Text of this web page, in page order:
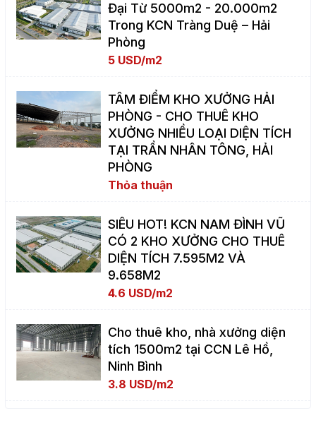
Đại Từ 5000m2 - 20.000m2
Trong KCN Tràng Duệ – Hải
Phòng
5 USD/m2
TÂM ĐIỂM KHO XƯỞNG HẢI
PHÒNG - CHO THUÊ KHO
XƯỞNG NHIỀU LOẠI DIỆN TÍCH
TẠI TRẦN NHÂN TÔNG, HẢI
PHÒNG
Thỏa thuận
SIÊU HOT! KCN NAM ĐÌNH VŨ
CÓ 2 KHO XƯỞNG CHO THUÊ
DIỆN TÍCH 7.595M2 VÀ
9.658M2
4.6 USD/m2
Cho thuê kho, nhà xưởng diện
tích 1500m2 tại CCN Lê Hồ,
Ninh Bình
3.8 USD/m2